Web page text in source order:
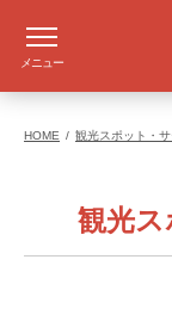
メニュー
HOME 観光スポット・
観光